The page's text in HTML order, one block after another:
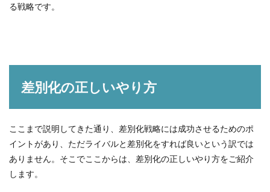
る戦略です。
差別化の正しいやり方
ここまで説明してきた通り、差別化戦略には成功させるためのポ
イントがあり、ただライバルと差別化をすれば良いという訳では
ありません。そこでここからは、差別化の正しいやり方をご紹介
します。